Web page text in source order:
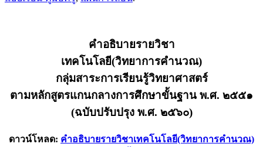
คำอธิบายรายวิชา
เทคโนโลยี(วิทยาการคำนวณ)
กลุ่มสาระการเรียนรู้วิทยาศาสตร์
ตามหลักสูตรแกนกลางการศึกษาขั้นฐาน พ.ศ. ๒๕๕๑
(ฉบับปรับปรุง พ.ศ. ๒๕๖๐)
ดาวน์โหลด: คำอธิบายรายวิชาเทคโนโลยี(วิทยาการคำนวณ)